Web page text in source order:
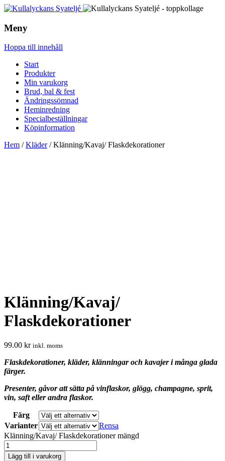
Meny
Hoppa till innehåll
Start
Produkter
Min varukorg
Brud, bal & fest
Ändringssömnad
Heminredning
Specialbeställningar
Köpinformation
Hem /Kläder/ Klänning/Kavaj/ Flaskdekorationer
Klänning/Kavaj/
Flaskdekorationer
99.00 kr inkl. moms
Flaskdekorationer, kläder, klänningar och kavajer i många glada
färger.
Presenter, gåvor att sätta på vinflaskor, glögg, champagne, sprit,
vin, saft eller andra flaskor.
Färg
Varianter
Rensa
Klänning/Kavaj/ Flaskdekorationer mängd
Lägg till i varukorg